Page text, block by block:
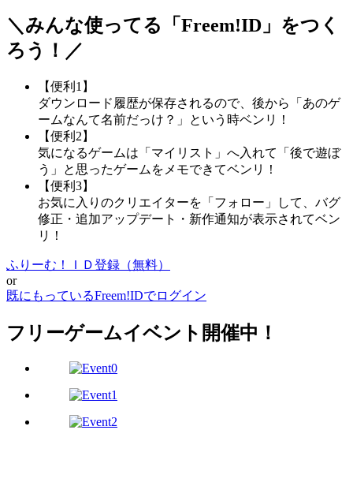
＼みんな使ってる「 Freem!ID 」をつく
ろう！／
【便利1】
ダウンロード履歴が保存されるので、後から「あのゲ
ームなんて名前だっけ？」という時ベンリ！
【便利2】
気になるゲームは「マイリスト」へ入れて「後で遊ぼ
う」と思ったゲームをメモできてベンリ！
【便利3】
お気に入りのクリエイターを「フォロー」して、バグ
修正・追加アップデート・新作通知が表示されてベン
リ！
ふりーむ！ＩＤ登録（無料）
or
既にもっているFreem!IDでログイン
フリーゲームイベント開催中！